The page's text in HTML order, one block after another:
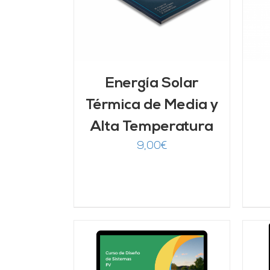
Energía Solar
Térmica de Media y
Alta Temperatura
9,00€